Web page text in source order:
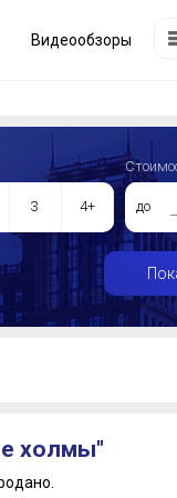
Видеообзоры
3 4+ до
холмы"